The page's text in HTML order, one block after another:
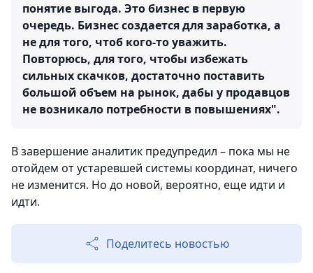
понятие выгода. Это бизнес в первую
очередь. Бизнес создается для заработка, а
не для того, чтоб кого-то уважить.
Повторюсь, для того, чтобы избежать
сильных скачков, достаточно поставить
большой объем на рынок, дабы у продавцов
не возникало потребности в повышениях".
В завершение аналитик предупредил – пока мы не
отойдем от устаревшей системы координат, ничего
не изменится. Но до новой, вероятно, еще идти и
идти.
Поделитесь новостью